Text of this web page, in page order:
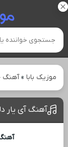
موزیک بابا»آهنگ
آهنگ آی یار